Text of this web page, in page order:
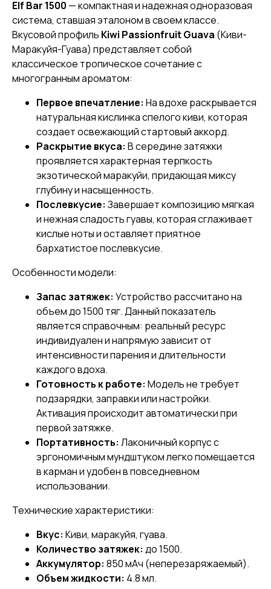
Elf Bar 1500 — компактная и надежная одноразовая
система, ставшая эталоном в своем классе.
Вкусовой профиль Kiwi Passionfruit Guava (Киви-
Маракуйя-Гуава) представляет собой
классическое тропическое сочетание с
многогранным ароматом:
Первое впечатление: На вдохе раскрывается
натуральная кислинка спелого киви, которая
создает освежающий стартовый аккорд.
Раскрытие вкуса: В середине затяжки
проявляется характерная терпкость
экзотической маракуйи, придающая миксу
глубину и насыщенность.
Послевкусие: Завершает композицию мягкая
и нежная сладость гуавы, которая сглаживает
кислые ноты и оставляет приятное
бархатистое послевкусие.
Особенности модели:
Запас затяжек: Устройство рассчитано на
объем до 1500 тяг. Данный показатель
является справочным: реальный ресурс
индивидуален и напрямую зависит от
интенсивности парения и длительности
каждого вдоха.
Готовность к работе: Модель не требует
подзарядки, заправки или настройки.
Активация происходит автоматически при
первой затяжке.
Портативность: Лаконичный корпус с
эргономичным мундштуком легко помещается
в карман и удобен в повседневном
использовании.
Технические характеристики:
Вкус: Киви, маракуйя, гуава.
Количество затяжек: до 1500.
Аккумулятор: 850 мАч (неперезаряжаемый).
Объем жидкости: 4.8 мл.